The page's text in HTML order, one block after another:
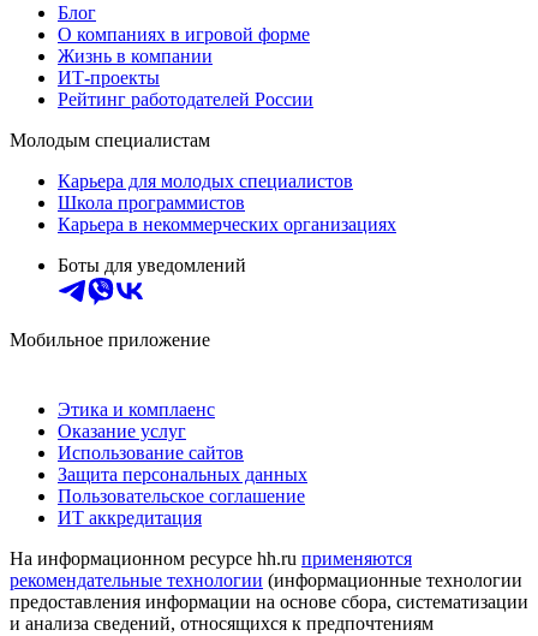
Блог
О компаниях в игровой форме
Жизнь в компании
ИТ-проекты
Рейтинг работодателей России
Молодым специалистам
Карьера для молодых специалистов
Школа программистов
Карьера в некоммерческих организациях
Боты для уведомлений
Мобильное приложение
Этика и комплаенс
Оказание услуг
Использование сайтов
Защита персональных данных
Пользовательское соглашение
ИТ аккредитация
На информационном ресурсе hh.ru применяются
рекомендательные технологии (информационные технологии
предоставления информации на основе сбора, систематизации
и анализа сведений, относящихся к предпочтениям